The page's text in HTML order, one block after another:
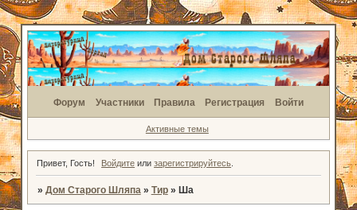
Форум Участники Правила Регистрация Войти
Активные темы
Привет, Гость! Войдите илизарегистрируйтесь
» Дом Старого Шляпа » Тир » Ша